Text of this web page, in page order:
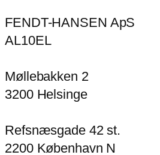
FENDT-HANSEN ApS
AL10EL
Møllebakken 2
​3200 Hel​singe
Refsnæsgade 42 st.
​2200 København N